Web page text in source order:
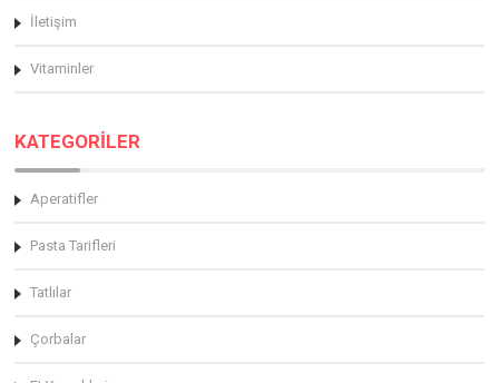
İletişim
Vitaminler
KATEGORİLER
Aperatifler
Pasta Tarifleri
Tatlılar
Çorbalar